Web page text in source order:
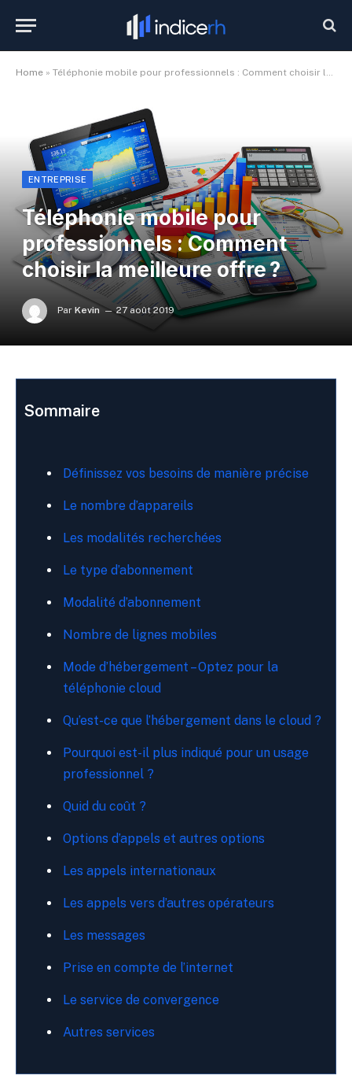
Home » Téléphonie mobile pour professionnels : Comment choisir la meilleure offre ?
ENTREPRISE
Téléphonie mobile pour
professionnels : Comment
choisir la meilleure offre ?
Par Kevin 27 août 2019
Sommaire
Définissez vos besoins de manière précise
Le nombre d’appareils
Les modalités recherchées
Le type d’abonnement
Modalité d’abonnement
Nombre de lignes mobiles
Mode d’hébergement – Optez pour la
téléphonie cloud
Qu’est-ce que l’hébergement dans le cloud ?
Pourquoi est-il plus indiqué pour un usage
professionnel ?
Quid du coût ?
Options d’appels et autres options
Les appels internationaux
Les appels vers d’autres opérateurs
Les messages
Prise en compte de l’internet
Le service de convergence
Autres services